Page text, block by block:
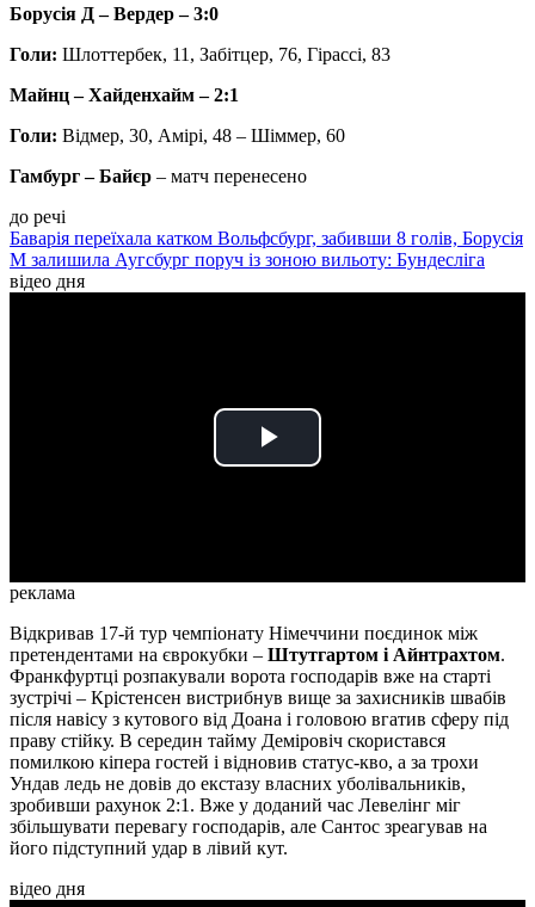
Борусія Д – Вердер – 3:0
Голи: Шлоттербек, 11, Забітцер, 76, Гірассі, 83
Майнц – Хайденхайм – 2:1
Голи: Відмер, 30, Амірі, 48 – Шіммер, 60
Гамбург – Байєр – матч перенесено
до речі
Баварія переїхала катком Вольфсбург, забивши 8 голів, Борусія
М залишила Аугсбург поруч із зоною вильоту: Бундесліга
відео дня
Play
реклама
Відкривав 17-й тур чемпіонату Німеччини поєдинок між
претендентами на єврокубки – Штутгартом і Айнтрахтом.
Франкфуртці розпакували ворота господарів вже на старті
зустрічі – Крістенсен вистрибнув вище за захисників швабів
після навісу з кутового від Доана і головою вгатив сферу під
праву стійку. В середин тайму Деміровіч скористався
помилкою кіпера гостей і відновив статус-кво, а за трохи
Ундав ледь не довів до екстазу власних уболівальників,
зробивши рахунок 2:1. Вже у доданий час Левелінг міг
збільшувати перевагу господарів, але Сантос зреагував на
його підступний удар в лівий кут.
відео дня